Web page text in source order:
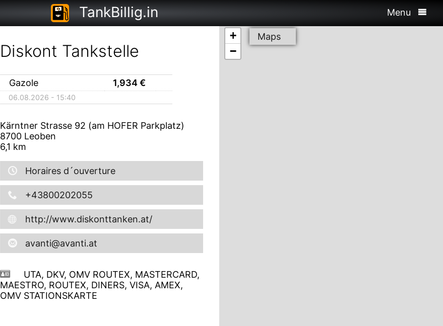
TankBillig.in Menu
Diskont Tankstelle
Gazole 1,934€
06.08.2026 - 15:40
Kärntner Strasse 92 (am HOFER Parkplatz)
8700 Leoben
6,1 km
Horaires d´ouverture
+43800202055
http://www.diskonttanken.at/
avanti@avanti.at
UTA, DKV, OMV ROUTEX, MASTERCARD,
MAESTRO, ROUTEX, DINERS, VISA, AMEX,
OMV STATIONSKARTE
+
−
Maps